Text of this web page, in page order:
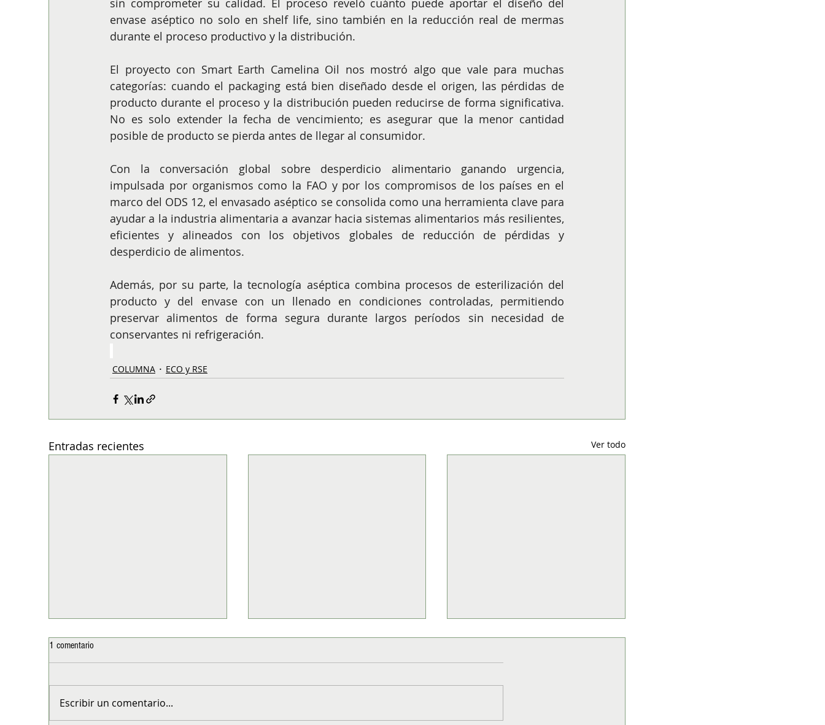
sin comprometer su calidad. El proceso reveló cuánto puede aportar el diseño del
envase aséptico no solo en shelf life, sino también en la reducción real de mermas
durante el proceso productivo y la distribución.
El proyecto con Smart Earth Camelina Oil nos mostró algo que vale para muchas
categorías: cuando el packaging está bien diseñado desde el origen, las pérdidas de
producto durante el proceso y la distribución pueden reducirse de forma significativa.
No es solo extender la fecha de vencimiento; es asegurar que la menor cantidad
posible de producto se pierda antes de llegar al consumidor.
Con la conversación global sobre desperdicio alimentario ganando urgencia,
impulsada por organismos como la FAO y por los compromisos de los países en el
marco del ODS 12, el envasado aséptico se consolida como una herramienta clave para
ayudar a la industria alimentaria a avanzar hacia sistemas alimentarios más resilientes,
eficientes y alineados con los objetivos globales de reducción de pérdidas y
desperdicio de alimentos.
Además, por su parte, la tecnología aséptica combina procesos de esterilización del
producto y del envase con un llenado en condiciones controladas, permitiendo
preservar alimentos de forma segura durante largos períodos sin necesidad de
conservantes ni refrigeración.
COLUMNA ECO y RSE
Entradas recientes Ver todo
1 comentario
Escribir un comentario...